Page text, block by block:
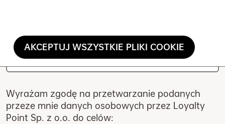
Powtórz hasło
Wyrażam zgodę na przetwarzanie podanych
przeze mnie danych osobowych przez Loyalty
Point Sp. z o.o. do celów:
AKCEPTUJ WSZYSTKIE PLIKI COOKIE